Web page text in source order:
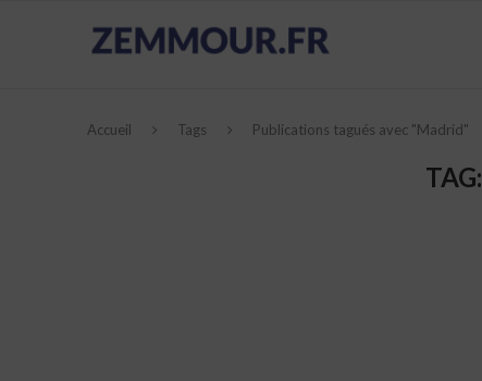
Accueil Tags Publications tagués avec "Madrid"
TAG: